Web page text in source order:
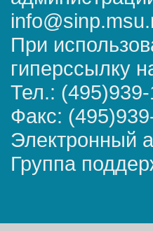
При
гиперссылку
Тел.:
Факс:
Электронный
Группа